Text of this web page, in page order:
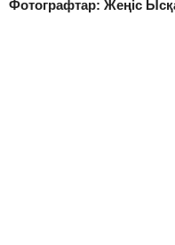
Фотографтар: Жеңіс